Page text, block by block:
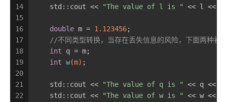
14
15
16
17
18
19
20
21
22
    std::cout <<
"The value of l is " << l <<
double m = 1.123456;
//不同类型转换，当存在丢失信息的风险，下面两种初
int q = m;
int w(m) ;
    std::cout <<
"The value of q is " << q <<
    std::cout <<
"The value of w is " << w <<